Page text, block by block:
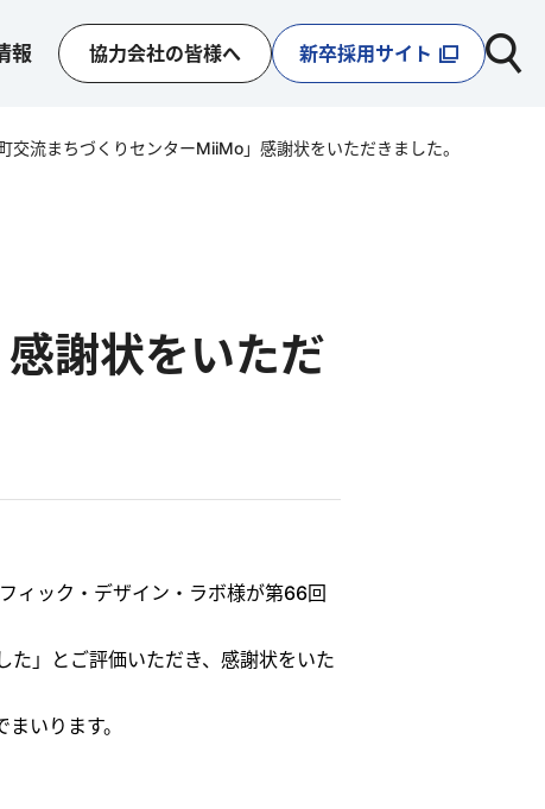
報 協力会社の皆様へ 新卒採用サイト
町交流まちづくりセンターMiiMo」感謝状をいただきました。
謝状をいただ
ィック・デザイン・ラボ様が第66回
た」とご評価いただき、感謝状をいた
いります。